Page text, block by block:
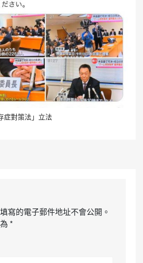
症對策法」立法
寫的電子郵件地址不會公開。
*